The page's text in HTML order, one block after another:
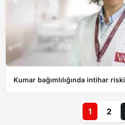
Kumar bağımlılığında intihar riski
1 2